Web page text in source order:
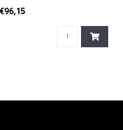
huismengelingen. De
espresso-doppio..
€96,15